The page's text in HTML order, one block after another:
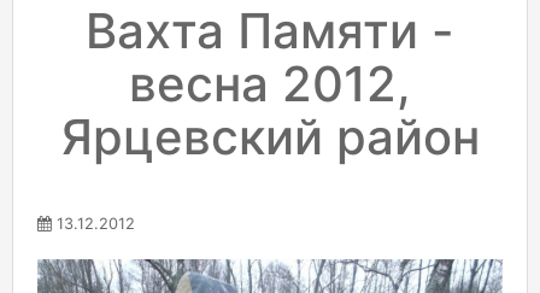
Вахта Памяти -
весна 2012,
Ярцевский район
13.12.2012